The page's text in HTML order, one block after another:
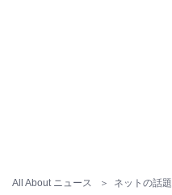
All About ニュース ネットの話題